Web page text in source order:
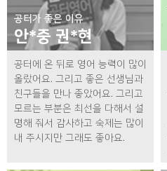
공터가 좋은 이유
안*중 권*현
공터에 온 뒤로 영어 능력이 많이
올랐어요. 그리고 좋은 선생님과
친구들을 만나 좋았어요. 그리고
모르는 부분은 최선을 다해서 설
명해 줘서 감사하고 숙제는 많이
내 주시지만 그래도 좋아요.